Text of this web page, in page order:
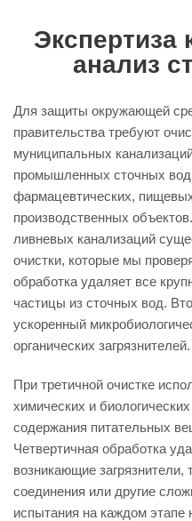
Экспертиза
анализ
Для защиты окружающей
правительства требуют
муниципальных
промышленных сточных
фармацевтических,
производственных
ливневых канализаций
очистки, которые мы
обработка удаляет все
частицы из сточных вод.
ускоренный
органических загрязнителей.
При третичной очистке
химических и
содержания питательных
Четвертичная обработка
возникающие загрязнители,
соединения или другие
испытания на каждом